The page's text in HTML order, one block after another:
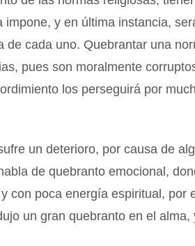
y en última instancia,
de cada uno. Quebrantar una
pues son moralmente
los perseguirá por
un deterioro, por causa de
de quebranto emocional,
con poca energía espiritual, por
un gran quebranto en el alma,